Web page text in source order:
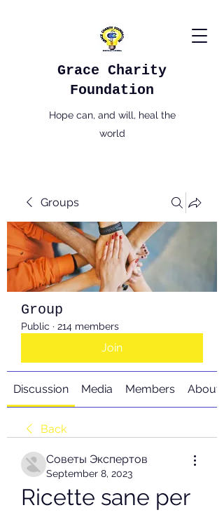
Grace Charity
Foundation
Hope can, and will, heal the
world
Groups
Group
Public · 214 members
Join
Discussion Media Members About
Back
Советы Экспертов
September 8, 2023
Ricette sane per